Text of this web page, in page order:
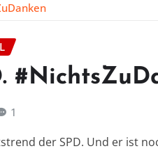
1
der SPD. Und er ist